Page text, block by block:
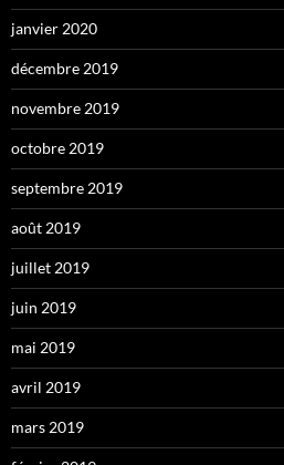
janvier 2020
décembre 2019
novembre 2019
octobre 2019
septembre 2019
août 2019
juillet 2019
juin 2019
mai 2019
avril 2019
mars 2019